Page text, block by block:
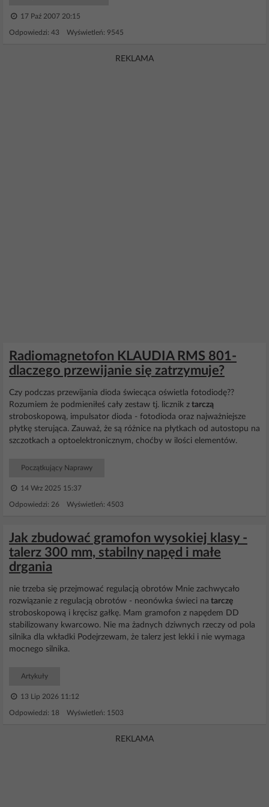
17 Paź 2007 20:15
Odpowiedzi: 43 Wyświetleń: 9545
REKLAMA
Radiomagnetofon KLAUDIA RMS 801-
dlaczego przewijanie się zatrzymuje?
Czy podczas przewijania dioda świecąca oświetla fotodiodę??
Rozumiem że podmieniłeś cały zestaw tj. licznik z tarczą
stroboskopową, impulsator dioda - fotodioda oraz najważniejsze
płytkę sterująca. Zauważ, że są różnice na płytkach od autostopu na
szczotkach a optoelektronicznym, choćby w ilości elementów.
Początkujący Naprawy
14 Wrz 2025 15:37
Odpowiedzi: 26 Wyświetleń: 4503
Jak zbudować gramofon wysokiej klasy -
talerz 300 mm, stabilny napęd i małe
drgania
nie trzeba się przejmować regulacją obrotów Mnie zachwycało
rozwiązanie z regulacją obrotów - neonówka świeci na tarczę
stroboskopową i kręcisz gałkę. Mam gramofon z napędem DD
stabilizowany kwarcowo. Nie ma żadnych dziwnych rzeczy od pola
silnika dla wkładki Podejrzewam, że talerz jest lekki i nie wymaga
mocnego silnika.
Artykuły
13 Lip 2026 11:12
Odpowiedzi: 18 Wyświetleń: 1503
REKLAMA